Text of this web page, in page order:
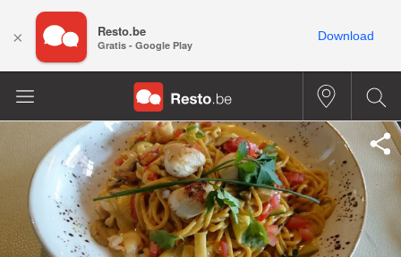
× Resto.be
Gratis - Google Play
Download